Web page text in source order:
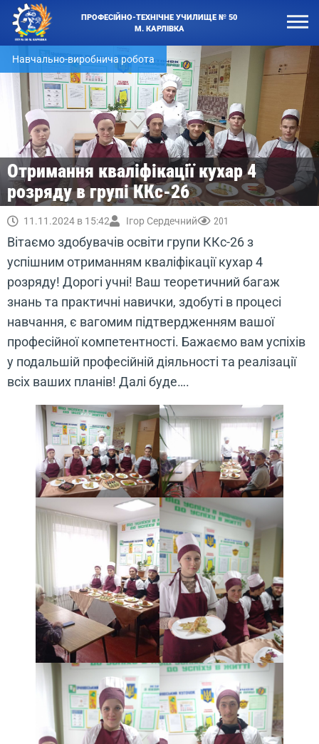
ПРОФЕСІЙНО-ТЕХНІЧНЕ УЧИЛИЩЕ № 50
М. КАРЛІВКА
Навчально-виробнича робота
Отримання кваліфікації кухар 4
розряду в групі ККс-26
11.11.2024 в 15:42 Ігор Сердечний 201
Вітаємо здобувачів освіти групи ККс-26 з
успішним отриманням кваліфікації кухар 4
розряду! Дорогі учні! Ваш теоретичний багаж
знань та практичні навички, здобуті в процесі
навчання, є вагомим підтвердженням вашої
професійної компетентності. Бажаємо вам успіхів
у подальшій професійній діяльності та реалізації
всіх ваших планів! Далі буде….